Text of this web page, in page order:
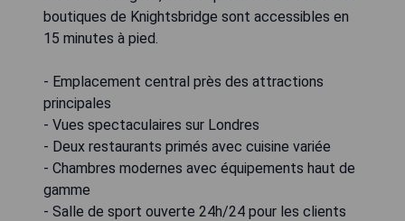
boutiques de Knightsbridge sont accessibles en
15 minutes à pied.
- Emplacement central près des attractions
principales
- Vues spectaculaires sur Londres
- Deux restaurants primés avec cuisine variée
- Chambres modernes avec équipements haut de
gamme
- Salle de sport ouverte 24h/24 pour les clients